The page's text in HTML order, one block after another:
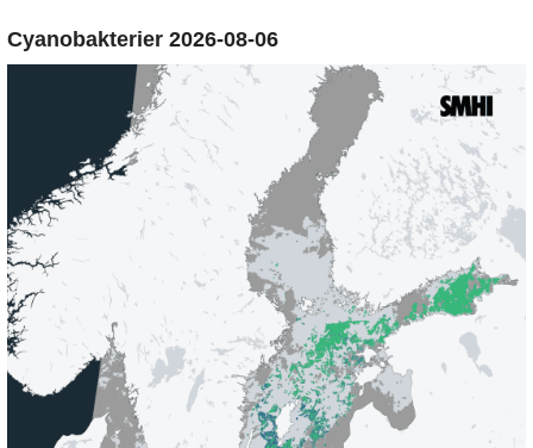
Cyanobakterier 2026-08-06